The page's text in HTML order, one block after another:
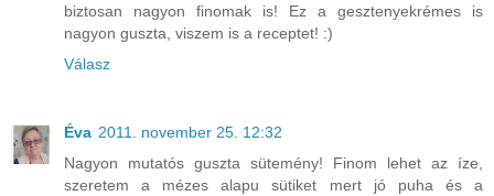
biztosan nagyon finomak is! Ez a gesztenyekrémes is
nagyon guszta, viszem is a receptet! :)
Válasz
Éva 2011. november 25. 12:32
Nagyon mutatós guszta sütemény! Finom lehet az íze,
szeretem a mézes alapu sütiket mert jó puha és a